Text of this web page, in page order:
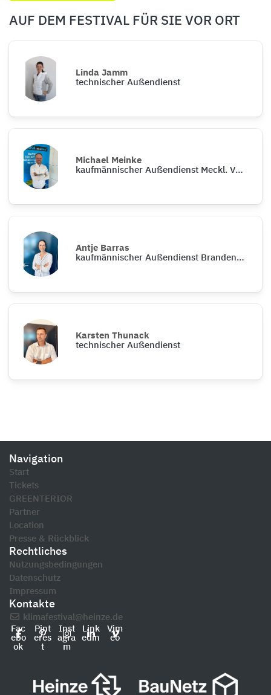
AUF DEM FESTIVAL FÜR SIE VOR ORT
Linda Jamm
technischer Außendienst
Michael Meinke
kaufmännischer Außendienst Meckl. Vorpomm/ Schlesw. Holst.
Antje Barras
kaufmännischer Außendienst Brandenburg
Karsten Thunack
technischer Außendienst
Navigation
Start
Tickets
GREENTERIOR
Partner
Location
Presse & Rückblick
Rechtliches
Nutzungsbedingungen
Datenschutz
Impressum
Kontakte
klimafestival@heinze.de
Fac
ebo
ok
Pint
eres
t
Inst
agra
m
Link
edin
Vim
eo